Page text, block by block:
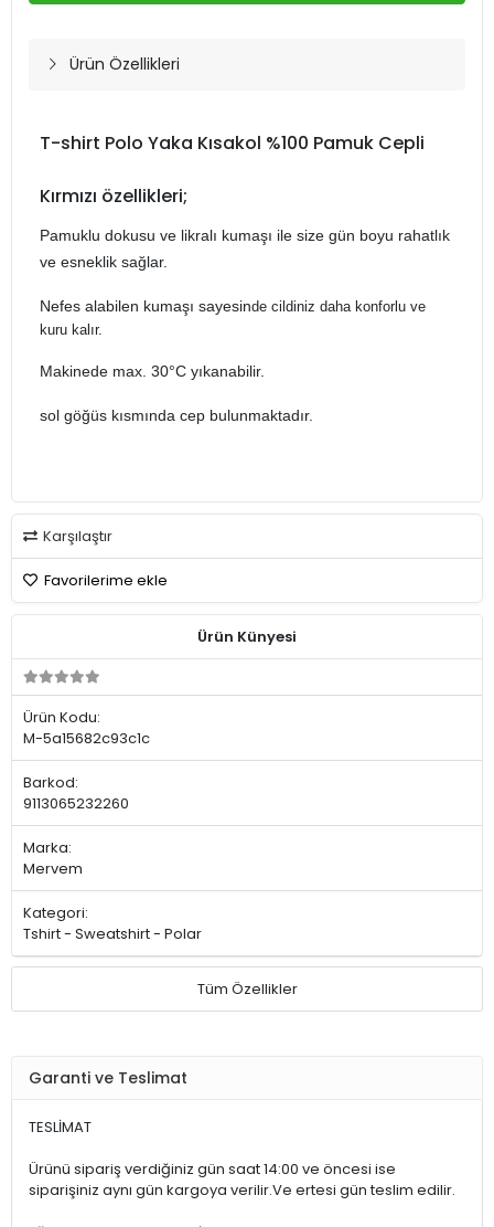
Ürün Özellikleri
T-shirt Polo Yaka Kısakol %100 Pamuk Cepli
Kırmızı özellikleri;
Pamuklu dokusu ve likralı kumaşı ile size gün boyu rahatlık
ve esneklik sağlar.
Nefes alabilen kumaşı sayesinde cildiniz daha konforlu ve
kuru kalır.
Makinede max. 30°C yıkanabilir.
sol göğüs kısmında cep bulunmaktadır.
Karşılaştır
Favorilerime ekle
Ürün Künyesi
Ürün Kodu:
M-5a15682c93c1c
Barkod:
9113065232260
Marka:
Mervem
Kategori:
Tshirt - Sweatshirt - Polar
Tüm Özellikler
Garanti ve Teslimat
TESLİMAT
Ürünü sipariş verdiğiniz gün saat 14:00 ve öncesi ise
siparişiniz aynı gün kargoya verilir.Ve ertesi gün teslim edilir.